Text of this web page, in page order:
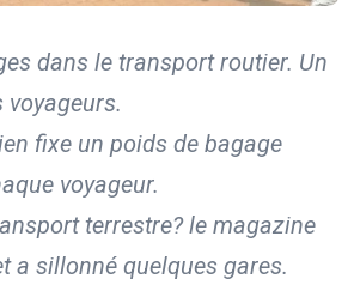
dans le transport routier. Un
fixe un poids de bagage
voyageur.
terrestre? le magazine
a sillonné quelques gares.